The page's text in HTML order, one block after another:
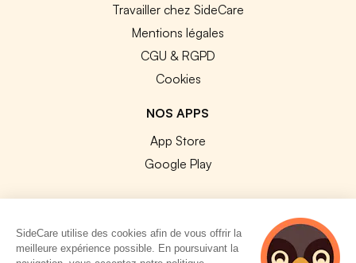
Travailler chez SideCare
Mentions légales
CGU & RGPD
Cookies
NOS APPS
App Store
Google Play
SideCare utilise des cookies afin de vous offrir la
meilleure expérience possible. En poursuivant la